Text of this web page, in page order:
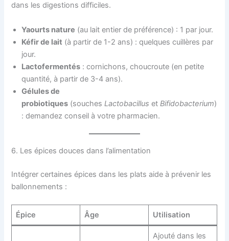
dans les digestions difficiles.
Yaourts nature (au lait entier de préférence) : 1 par jour.
Kéfir de lait (à partir de 1-2 ans) : quelques cuillères par
jour.
Lactofermentés : cornichons, choucroute (en petite
quantité, à partir de 3-4 ans).
Gélules de
probiotiques (souchesLactobacillus etBifidobacterium)
: demandez conseil à votre pharmacien.
6. Les épices douces dans l’alimentation
Intégrer certaines épices dans les plats aide à prévenir les
ballonnements :
Épice Âge Utilisation
Ajouté dans les